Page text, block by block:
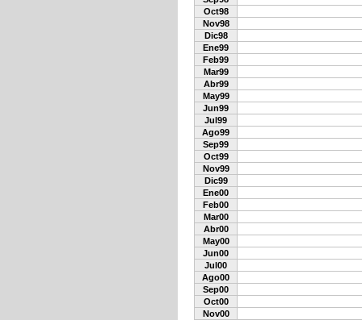
Oct98
Nov98
Dic98
Ene99
Feb99
Mar99
Abr99
May99
Jun99
Jul99
Ago99
Sep99
Oct99
Nov99
Dic99
Ene00
Feb00
Mar00
Abr00
May00
Jun00
Jul00
Ago00
Sep00
Oct00
Nov00